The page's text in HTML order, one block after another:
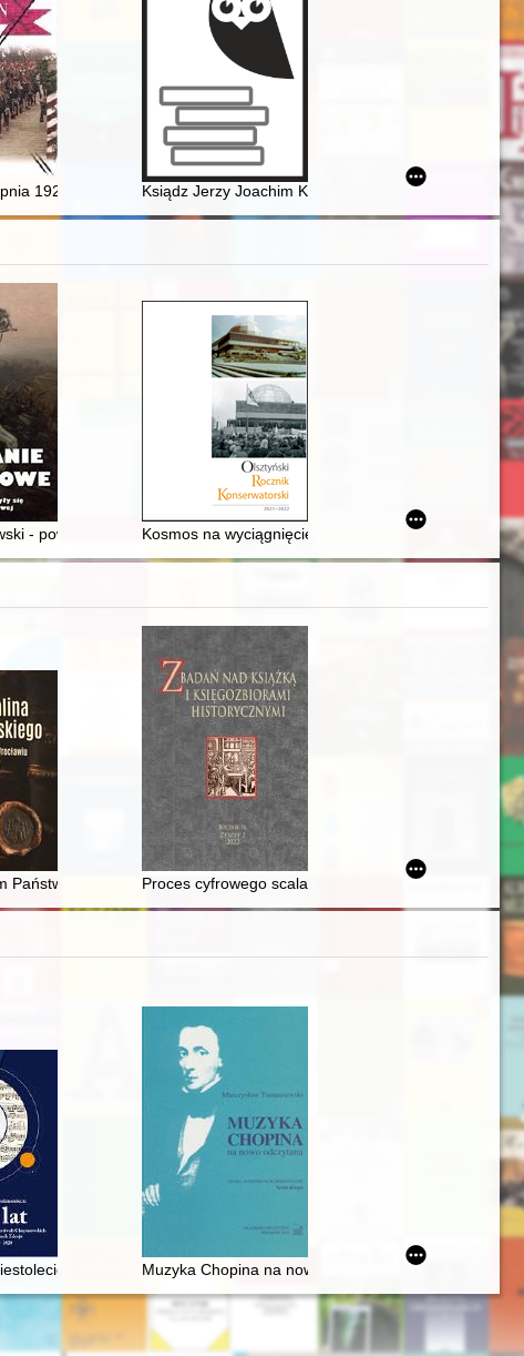
Fabrykę Odlewów Żelaznych "Neptun" J. Mintz w
plebiscytu na Mazurach w narracji Muzeum Historycznego w Ełku
1920 Ksiądz Jerzy Joachim Kryszczun (1798, 1824, 1860)
o adwokaturze z 26.05.1982 r
- powstaniec, podoficer II plutonu kawalerii
Kosmos na wyciągnięcie ręki : o budynku
Państwowego we Wrocławiu Oddziału w Legnicy
Proces cyfrowego scalania zbioru prasy polskiej
: 75 lat Międzynarodowych Festiwali Chopinowskich w
Muzyka Chopina na nowo odczytana